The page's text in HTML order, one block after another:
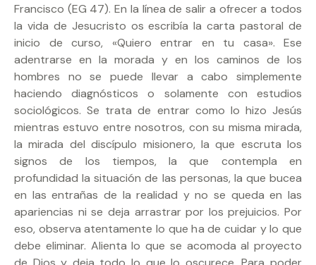
Francisco (EG 47). En la línea de salir a ofrecer a todos
la vida de Jesucristo os escribía la carta pastoral de
inicio de curso, «Quiero entrar en tu casa». Ese
adentrarse en la morada y en los caminos de los
hombres no se puede llevar a cabo simplemente
haciendo diagnósticos o solamente con estudios
sociológicos. Se trata de entrar como lo hizo Jesús
mientras estuvo entre nosotros, con su misma mirada,
la mirada del discípulo misionero, la que escruta los
signos de los tiempos, la que contempla en
profundidad la situación de las personas, la que bucea
en las entrañas de la realidad y no se queda en las
apariencias ni se deja arrastrar por los prejuicios. Por
eso, observa atentamente lo que ha de cuidar y lo que
debe eliminar. Alienta lo que se acomoda al proyecto